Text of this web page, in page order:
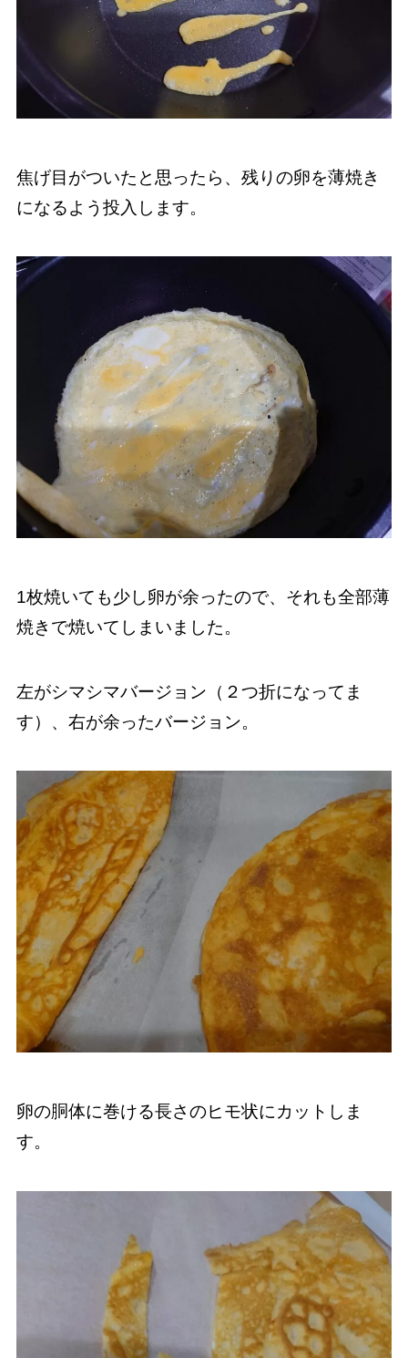
焦げ目がついたと思ったら、残りの卵を薄焼き
になるよう投入します。
1枚焼いても少し卵が余ったので、それも全部薄
焼きで焼いてしまいました。
左がシマシマバージョン（２つ折になってま
す）、右が余ったバージョン。
卵の胴体に巻ける長さのヒモ状にカットしま
す。